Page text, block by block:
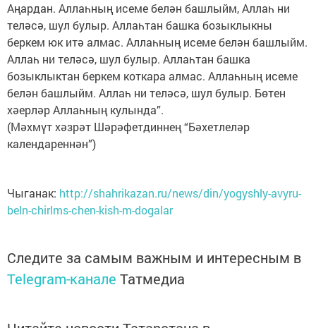
Аңардан. Аллаһның исеме белән башлыйм, Аллаһ ни
теләсә, шул булыр. Аллаһтан башка бозыклыкны
беркем юк итә алмас. Аллаһның исеме белән башлыйм.
Аллаһ ни теләсә, шул булыр. Аллаһтан башка
бозыклыктан беркем коткара алмас. Аллаһның исеме
белән башлыйм. Аллаһ ни теләсә, шул булыр. Бөтен
хәерләр Аллаһның кулында”.
(Мәхмүт хәзрәт Шәрәфетдиннең “Бәхетлеләр
календареннән”)
Чыганак: http://shahrikazan.ru/news/din/yogyshly-avyru-
beln-chirlms-chen-kish-m-dogalar
Следите за самым важным и интересным в
Telegram-канале Татмедиа